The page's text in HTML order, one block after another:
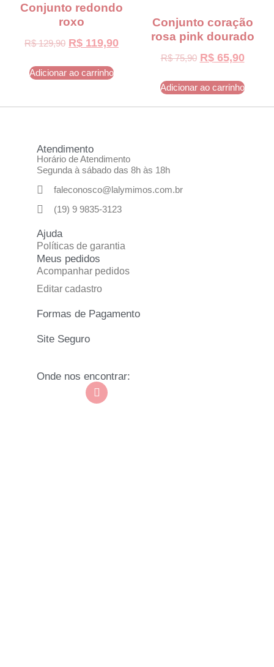
Conjunto redondo
roxo
R$129,90 R$ 119,90
Adicionar ao carrinho
Conjunto coração
rosa pink dourado
R$75,90 R$65,90
Adicionar ao carrinho
Atendimento
Horário de Atendimento
Segunda à sábado das 8h às 18h
faleconosco@lalymimos.com.br
(19) 9 9835-3123
Ajuda
Políticas de garantia
Meus pedidos
Acompanhar pedidos
Editar cadastro
Formas de Pagamento
Site Seguro
Onde nos encontrar: